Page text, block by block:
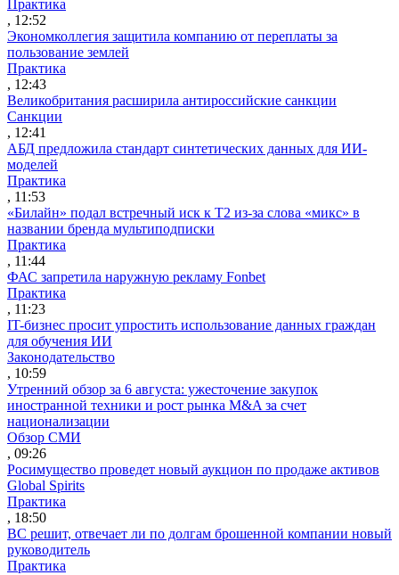
Практика
, 12:52
Экономколлегия защитила компанию от переплаты за
пользование землей
Практика
, 12:43
Великобритания расширила антироссийские санкции
Санкции
, 12:41
АБД предложила стандарт синтетических данных для ИИ-
моделей
Практика
, 11:53
«Билайн» подал встречный иск к Т2 из-за слова «микс» в
названии бренда мультиподписки
Практика
, 11:44
ФАС запретила наружную рекламу Fonbet
Практика
, 11:23
IT-бизнес просит упростить использование данных граждан
для обучения ИИ
Законодательство
, 10:59
Утренний обзор за 6 августа: ужесточение закупок
иностранной техники и рост рынка M&A за счет
национализации
Обзор СМИ
, 09:26
Росимущество проведет новый аукцион по продаже активов
Global Spirits
Практика
, 18:50
ВС решит, отвечает ли по долгам брошенной компании новый
руководитель
Практика